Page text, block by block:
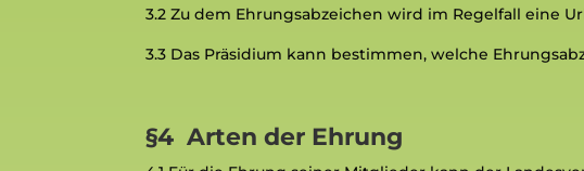
3.2 Zu dem Ehrungsabzeichen wird im Regelfall eine
3.3 Das Präsidium kann bestimmen, welche
§4 Arten der Ehrung